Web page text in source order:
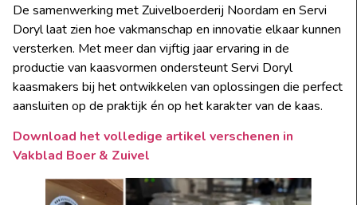
De samenwerking met Zuivelboerderij Noordam en Servi
Doryl laat zien hoe vakmanschap en innovatie elkaar kunnen
versterken. Met meer dan vijftig jaar ervaring in de
productie van kaasvormen ondersteunt Servi Doryl
kaasmakers bij het ontwikkelen van oplossingen die perfect
aansluiten op de praktijk én op het karakter van de kaas.
Download het volledige artikel verschenen in
Vakblad Boer & Zuivel